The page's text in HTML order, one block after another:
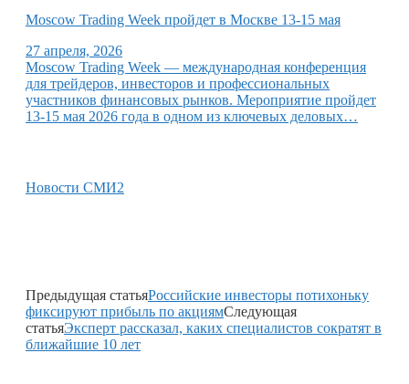
Moscow Trading Week пройдет в Москве 13-15 мая
27 апреля, 2026
Moscow Trading Week — международная конференция
для трейдеров, инвесторов и профессиональных
участников финансовых рынков. Мероприятие пройдет
13-15 мая 2026 года в одном из ключевых деловых…
Новости СМИ2
Предыдущая статьяРоссийские инвесторы потихоньку
фиксируют прибыль по акциямСледующая
статьяЭксперт рассказал, каких специалистов сократят в
ближайшие 10 лет